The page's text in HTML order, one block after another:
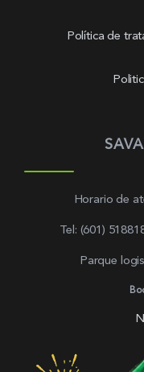
Política de
Horario de
Tel: (601)
Parque